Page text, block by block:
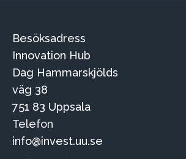
Besöksadress
Innovation Hub
Dag Hammarskjölds
väg 38
751 83 Uppsala
Telefon
info@invest.uu.se